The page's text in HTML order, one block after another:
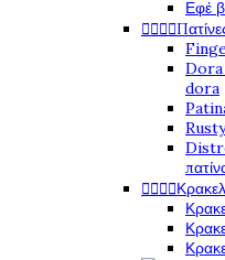
Εφέ

Dora
dora
